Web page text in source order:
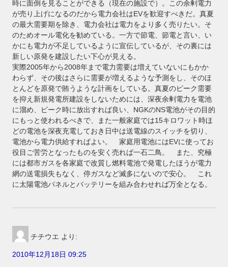
時に面倒を見ることができる（現在の施設で）。この余剰電力
が売り上げになるのだから電力会社はEVを歓迎すべきだ。真夏
の最大需要期を除き、電力会社は電力をより多く売りたい。そ
のためオール電化を勧めている。一方で節電、節電と言い、い
かにも電力が不足しているように宣伝しているが、その裏には
新しい原発を建設したい下心が見える。
実際2005年から2008年まで電力需要は増えていないにもかか
わらず、その後はさらに需要が増えるような予測をし、そのほ
とんどを原発で賄うような計画をしている。真夏のピーク需要
を抑え新規発電所建設をしないためには、深夜余剰電力を電池
に溜め、ピーク時に放出すれば良い、NGKのNS電池がその目的
にもっと使われるべきで、また一般家庭では15キロワット時ほ
どの電池を深夜充電しておき日中は送電線のスイッチを切り、
電池から電力供給すればよい。 家庭用電池にはEVに使ってお
役目ご苦労となったものを安く売れば一石二鳥。 また、究極
には都市ガスを各家庭で改質し燃料電池で発電したほうが電力
網の送電損失もなく、停ガスなど滅多にないので安心。 これ
に太陽電池パネルとバッテリーを組み合わせれば万全となる。
チチウエ より:
2010年12月18日 09:25